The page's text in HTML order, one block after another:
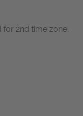
2nd time zone.